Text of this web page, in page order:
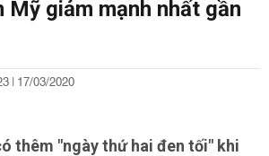
Mỹ giảm mạnh nhất gần
| 17/03/2020
thêm "ngày thứ hai đen tối" khi